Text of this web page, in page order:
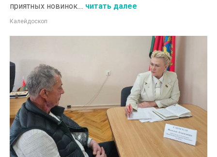
приятных новинок.... читать далее
Калейдоскоп